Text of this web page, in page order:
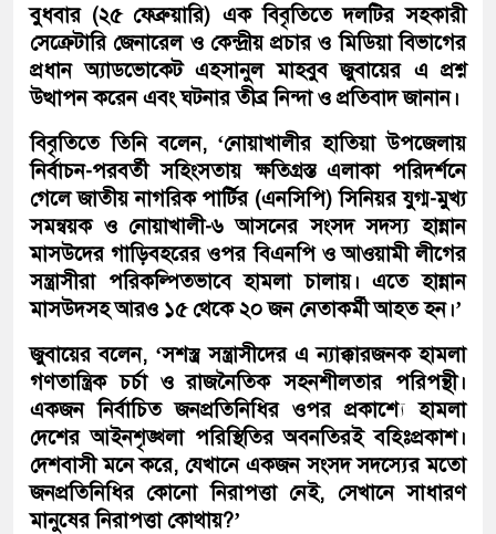
বুধবার (২৫ ফেব্রুয়ারি) এক বিবৃতিতে দলটির সহকারী
সেক্রেটারি জেনারেল ও কেন্দ্রীয় প্রচার ও মিডিয়া বিভাগের
প্রধান অ্যাডভোকেট এহসানুল মাহবুব জুবায়ের এ প্রশ্ন
উত্থাপন করেন এবং ঘটনার তীব্র নিন্দা ও প্রতিবাদ জানান।
বিবৃতিতে তিনি বলেন, ‘নোয়াখালীর হাতিয়া উপজেলায়
নির্বাচন-পরবর্তী সহিংসতায় ক্ষতিগ্রস্ত এলাকা পরিদর্শনে
গেলে জাতীয় নাগরিক পার্টির (এনসিপি) সিনিয়র যুগ্ম-মুখ্য
সমন্বয়ক ও নোয়াখালী-৬ আসনের সংসদ সদস্য হান্নান
মাসউদের গাড়িবহরের ওপর বিএনপি ও আওয়ামী লীগের
সন্ত্রাসীরা পরিকল্পিতভাবে হামলা চালায়। এতে হান্নান
মাসউদসহ আরও ১৫ থেকে ২০ জন নেতাকর্মী আহত হন।’
জুবায়ের বলেন, ‘সশস্ত্র সন্ত্রাসীদের এ ন্যাক্কারজনক হামলা
গণতান্ত্রিক চর্চা ও রাজনৈতিক সহনশীলতার পরিপন্থী।
একজন নির্বাচিত জনপ্রতিনিধির ওপর প্রকাশ্যে হামলা
দেশের আইনশৃঙ্খলা পরিস্থিতির অবনতিরই বহিঃপ্রকাশ।
দেশবাসী মনে করে, যেখানে একজন সংসদ সদস্যের মতো
জনপ্রতিনিধির কোনো নিরাপত্তা নেই, সেখানে সাধারণ
মানুষের নিরাপত্তা কোথায়?’